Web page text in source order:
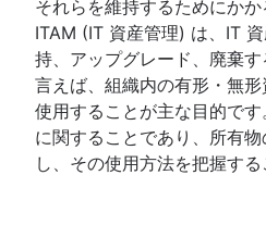
人事ワークフローの
それらを維持するためにかか
ITAM (IT 資産管理) は、IT
持、アップグレード、廃棄
言えば、組織内の有形・無
使用することが主な目的で
に関することであり、所有
し、その使用方法を把握する